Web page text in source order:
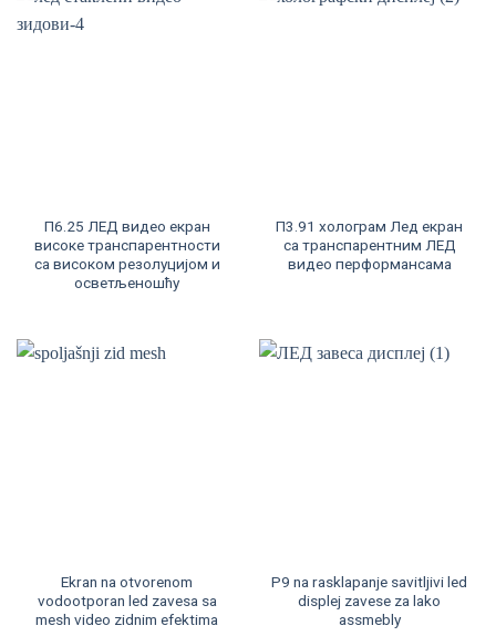
П6.25 ЛЕД видео екран
високе транспарентности
са високом резолуцијом и
осветљеношћу
П3.91 холограм Лед екран
са транспарентним ЛЕД
видео перформансама
Ekran na otvorenom
vodootporan led zavesa sa
mesh video zidnim efektima
P9 na rasklapanje savitljivi led
displej zavese za lako
assmebly